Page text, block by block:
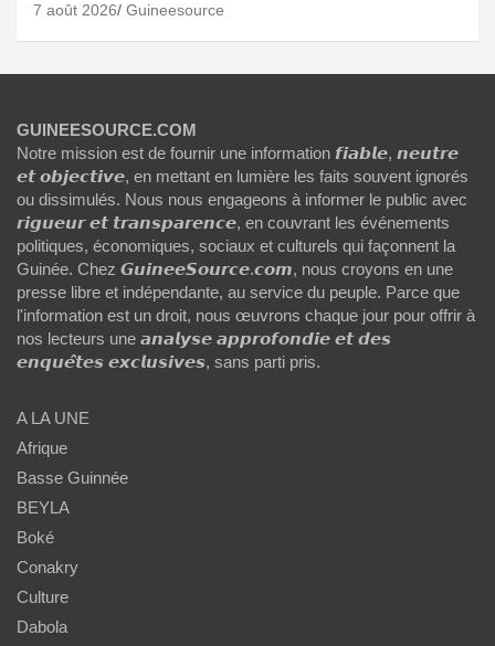
7 août 2026 Guineesource
GUINEESOURCE.COM
Notre mission est de fournir une information 𝙛𝙞𝙖𝙗𝙡𝙚, 𝙣𝙚𝙪𝙩𝙧𝙚
𝙚𝙩 𝙤𝙗𝙟𝙚𝙘𝙩𝙞𝙫𝙚, en mettant en lumière les faits souvent ignorés
ou dissimulés. Nous nous engageons à informer le public avec
𝙧𝙞𝙜𝙪𝙚𝙪𝙧 𝙚𝙩 𝙩𝙧𝙖𝙣𝙨𝙥𝙖𝙧𝙚𝙣𝙘𝙚, en couvrant les événements
politiques, économiques, sociaux et culturels qui façonnent la
Guinée. Chez 𝙂𝙪𝙞𝙣𝙚𝙚𝙎𝙤𝙪𝙧𝙘𝙚.𝙘𝙤𝙢, nous croyons en une
presse libre et indépendante, au service du peuple. Parce que
l'information est un droit, nous œuvrons chaque jour pour offrir à
nos lecteurs une 𝙖𝙣𝙖𝙡𝙮𝙨𝙚 𝙖𝙥𝙥𝙧𝙤𝙛𝙤𝙣𝙙𝙞𝙚 𝙚𝙩 𝙙𝙚𝙨
𝙚𝙣𝙦𝙪𝙚̂𝙩𝙚𝙨 𝙚𝙭𝙘𝙡𝙪𝙨𝙞𝙫𝙚𝙨, sans parti pris.
A LA UNE
Afrique
Basse Guinnée
BEYLA
Boké
Conakry
Culture
Dabola